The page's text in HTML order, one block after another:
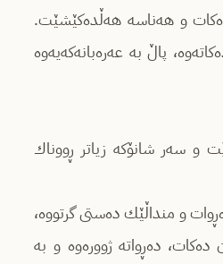
و هەناسە هەڵدەکێشێت.
پاڵ بە عەرەبانەکەیەوە
و سەر شانۆکە زیاتر ڕووناك
و منداڵێك دەستی گرتووە،
دەکات، دەڕواتە ژوورەوە و بە